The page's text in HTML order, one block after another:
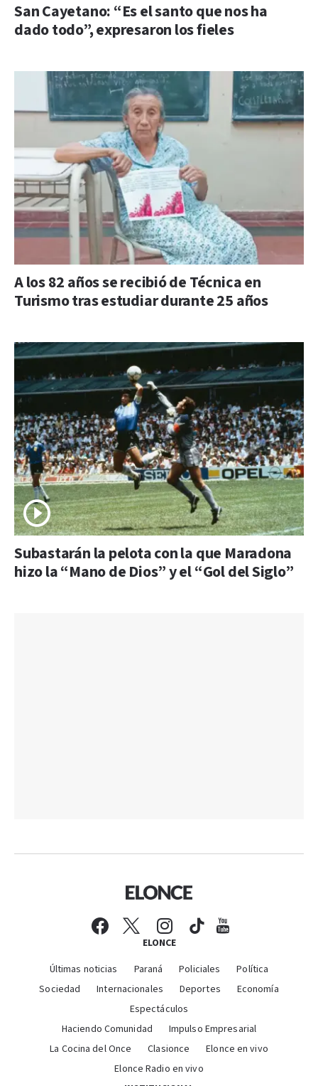
San Cayetano: “Es el santo que nos ha
dado todo”, expresaron los fieles
A los 82 años se recibió de Técnica en
Turismo tras estudiar durante 25 años
Subastarán la pelota con la que Maradona
hizo la “Mano de Dios” y el “Gol del Siglo”
ELONCE
Últimas noticias Paraná Policiales
Política
Sociedad
Internacionales Deportes
Economía
Espectáculos
Haciendo Comunidad
Impulso Empresarial
La Cocina del Once
Clasionce
Elonce en vivo
Elonce Radio en vivo